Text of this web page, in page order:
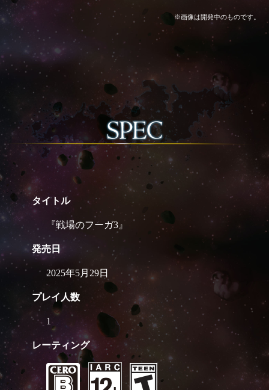
※画像は開発中のものです。
タイトル
『戦場のフーガ3』
発売日
2025年5月29日
プレイ人数
1
レーティング